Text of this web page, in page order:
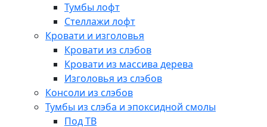
Тумбы лофт
Стеллажи лофт
Кровати и изголовья
Кровати из слэбов
Кровати из массива дерева
Изголовья из слэбов
Консоли из слэбов
Тумбы из слэба и эпоксидной смолы
Под ТВ